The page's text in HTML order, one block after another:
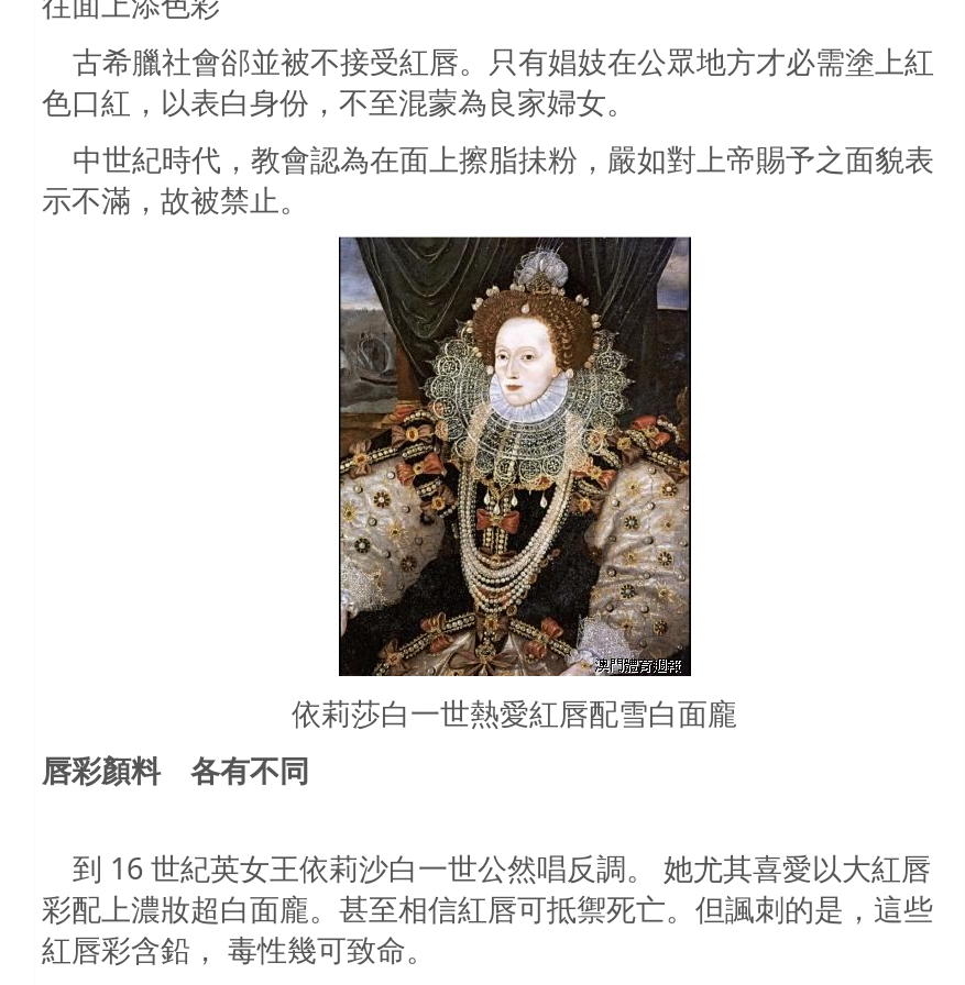
古希臘社會郤並被不接受紅唇。只有娼妓在公眾地方才必需塗上紅
色口紅，以表白身份，不至混蒙為良家婦女。
中世紀時代，教會認為在面上擦脂抺粉，嚴如對上帝賜予之面貌表
示不滿，故被禁止。
依莉莎白一世熱愛紅唇配雪白面龐
唇彩顏料 各有不同
到 16世紀英女王依莉沙白一世公然唱反調。 她尤其喜愛以大紅唇
彩配上濃妝超白面龐。甚至相信紅唇可抵禦死亡。但諷刺的是，這些
紅唇彩含鉛， 毒性幾可致命。